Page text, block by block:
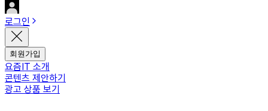
로그인
회원가입
요즘IT 소개
콘텐츠 제안하기
광고 상품 보기